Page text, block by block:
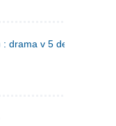
drama v 5 dejstvijach